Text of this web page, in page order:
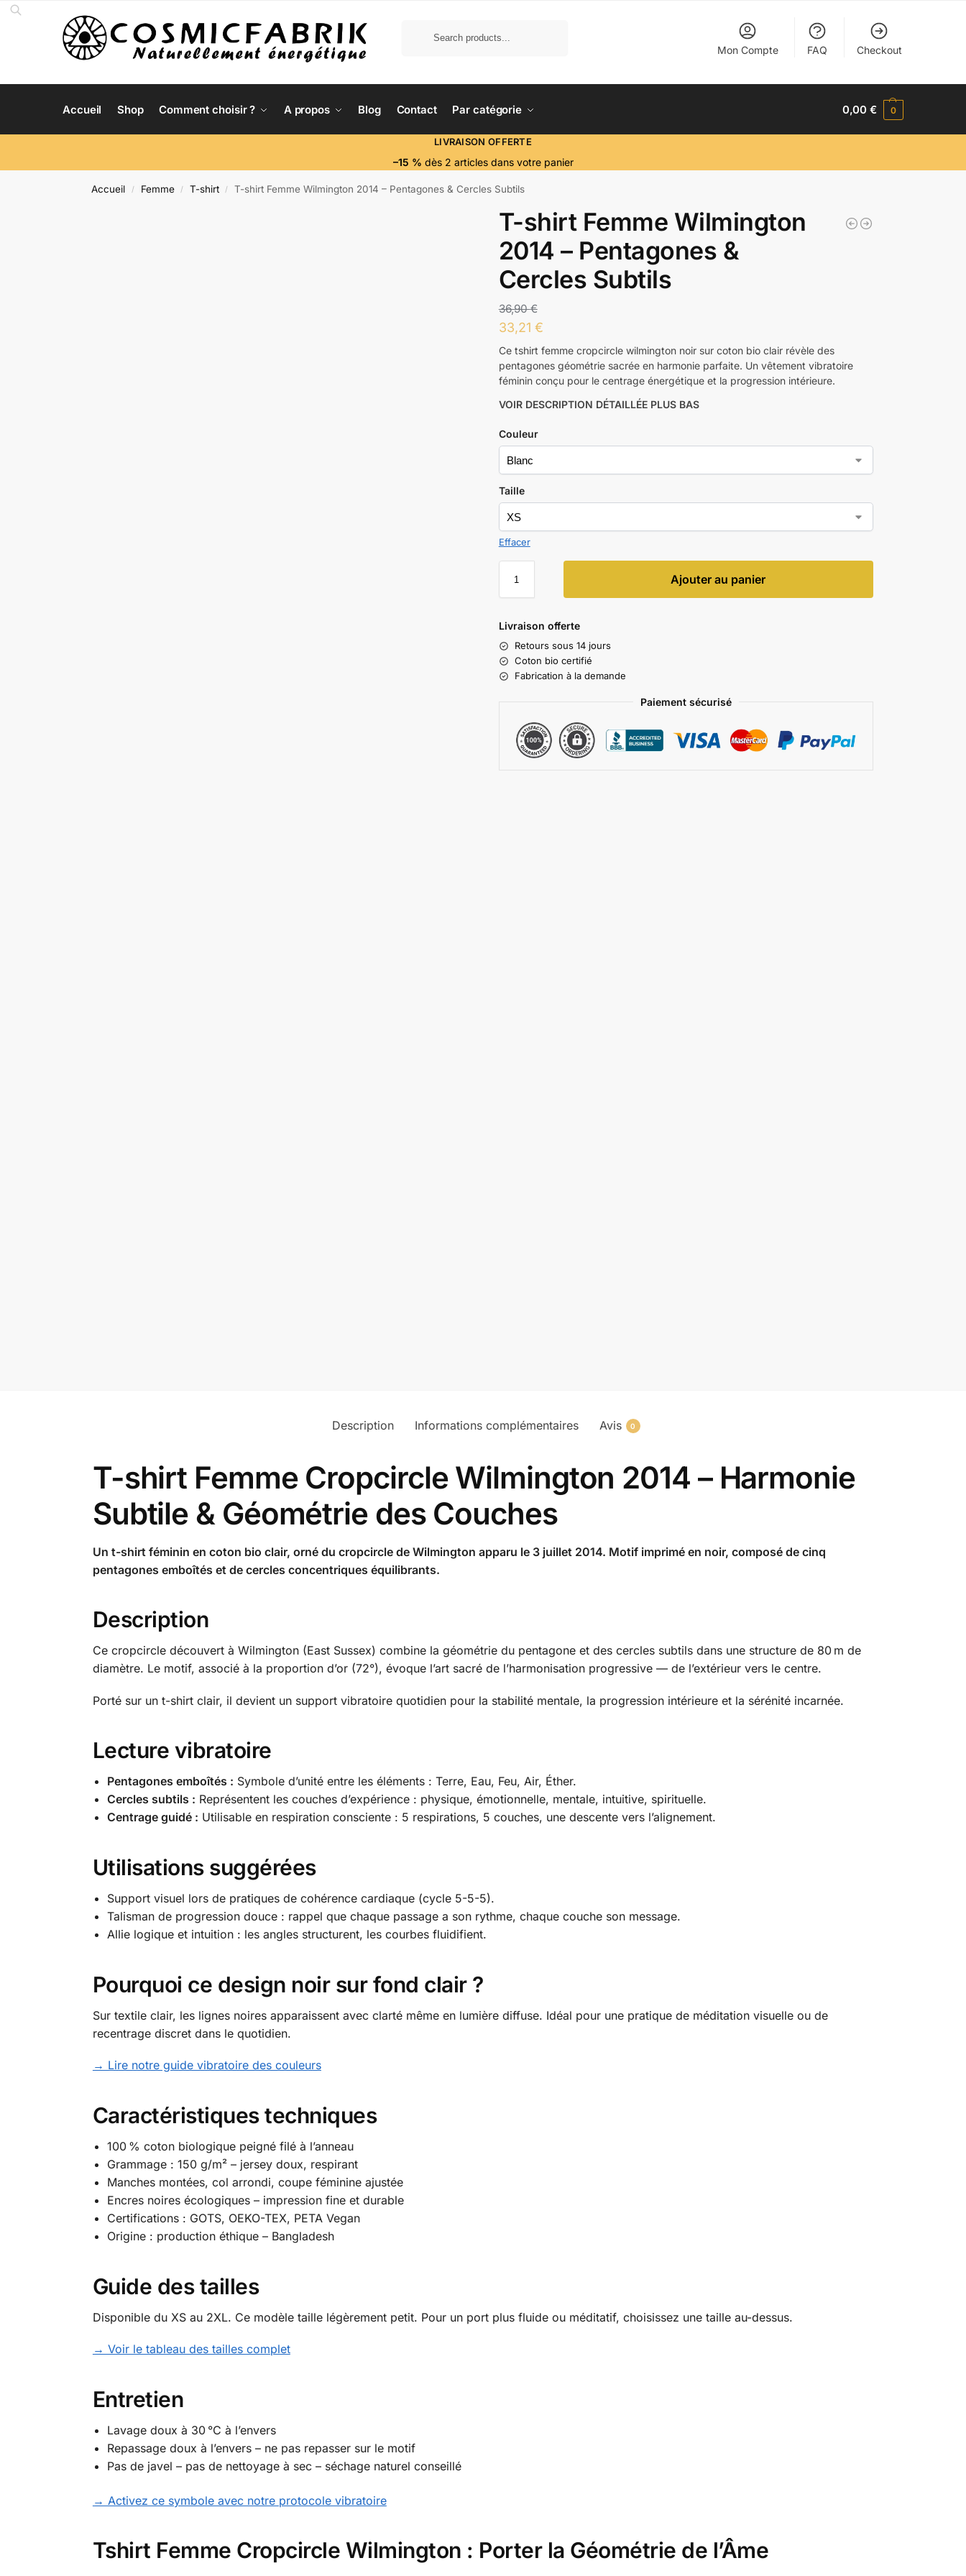
Mon Compte FAQ Checkout
Accueil Shop Comment choisir ? A propos Blog Contact Par catégorie 0,00€ 0
LIVRAISON OFFERTE
–15 % dès 2 articles dans votre panier
Accueil / Femme / T-shirt / T-shirt Femme Wilmington 2014 – Pentagones & Cercles Subtils
T-shirt Femme Wilmington
2014 – Pentagones &
Cercles Subtils
36,90€
33,21 €
Ce tshirt femme cropcircle wilmington noir sur coton bio clair révèle des
pentagones géométrie sacrée en harmonie parfaite. Un vêtement vibratoire
féminin conçu pour le centrage énergétique et la progression intérieure.
VOIR DESCRIPTION DÉTAILLÉE PLUS BAS
Couleur
Taille
Effacer
Ajouter au panier
Livraison offerte
Retours sous 14 jours
Coton bio certifié
Fabrication à la demande
Paiement sécurisé
Description Informations complémentaires Avis 0
T-shirt Femme Cropcircle Wilmington 2014 – Harmonie
Subtile & Géométrie des Couches
Un t-shirt féminin en coton bio clair, orné du cropcircle de Wilmington apparu le 3 juillet 2014. Motif imprimé en noir, composé de cinq
pentagones emboîtés et de cercles concentriques équilibrants.
Description
Ce cropcircle découvert à Wilmington (East Sussex) combine la géométrie du pentagone et des cercles subtils dans une structure de 80 m de
diamètre. Le motif, associé à la proportion d’or (72°), évoque l’art sacré de l’harmonisation progressive — de l’extérieur vers le centre.
Porté sur un t-shirt clair, il devient un support vibratoire quotidien pour la stabilité mentale, la progression intérieure et la sérénité incarnée.
Lecture vibratoire
Pentagones emboîtés : Symbole d’unité entre les éléments : Terre, Eau, Feu, Air, Éther.
Cercles subtils : Représentent les couches d’expérience : physique, émotionnelle, mentale, intuitive, spirituelle.
Centrage guidé : Utilisable en respiration consciente : 5 respirations, 5 couches, une descente vers l’alignement.
Utilisations suggérées
Support visuel lors de pratiques de cohérence cardiaque (cycle 5-5-5).
Talisman de progression douce : rappel que chaque passage a son rythme, chaque couche son message.
Allie logique et intuition : les angles structurent, les courbes fluidifient.
Pourquoi ce design noir sur fond clair ?
Sur textile clair, les lignes noires apparaissent avec clarté même en lumière diffuse. Idéal pour une pratique de méditation visuelle ou de
recentrage discret dans le quotidien.
→ Lire notre guide vibratoire des couleurs
Caractéristiques techniques
100 % coton biologique peigné filé à l’anneau
Grammage : 150 g/m² – jersey doux, respirant
Manches montées, col arrondi, coupe féminine ajustée
Encres noires écologiques – impression fine et durable
Certifications : GOTS, OEKO-TEX, PETA Vegan
Origine : production éthique – Bangladesh
Guide des tailles
Disponible du XS au 2XL. Ce modèle taille légèrement petit. Pour un port plus fluide ou méditatif, choisissez une taille au-dessus.
→ Voir le tableau des tailles complet
Entretien
Lavage doux à 30 °C à l’envers
Repassage doux à l’envers – ne pas repasser sur le motif
Pas de javel – pas de nettoyage à sec – séchage naturel conseillé
→ Activez ce symbole avec notre protocole vibratoire
Tshirt Femme Cropcircle Wilmington : Porter la Géométrie de l’Âme